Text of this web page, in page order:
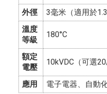
外徑
3毫米（適用於
溫度
等級
180°C
額定
電壓
10kVDC（可選
應用 電子電器、自動